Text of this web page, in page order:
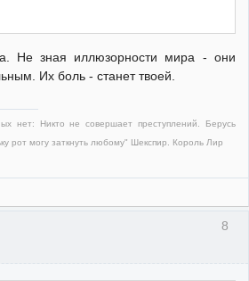
Не зная иллюзорности мира - они
Их боль - станет твоей.
нет: Никто не совершает преступлений. Берусь
рот могу заткнуть любому" Шекспир. Король Лир
8